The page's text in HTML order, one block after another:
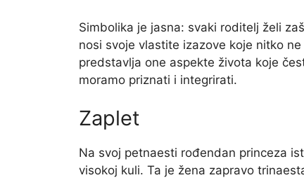
Simbolika je jasna: svaki roditelj želi
nosi svoje vlastite izazove koje nitko
predstavlja one aspekte života koje
moramo priznati i integrirati.
Zaplet
Na svoj petnaesti rođendan princeza
visokoj kuli. Ta je žena zapravo